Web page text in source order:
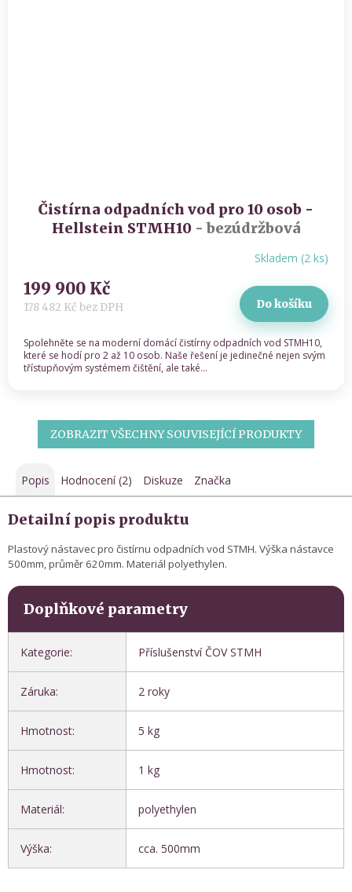
Čistírna odpadních vod pro 10 osob -
Hellstein STMH10 - bezúdržbová
Skladem (2 ks)
178 482 Kč bez DPH
199 900 Kč
Do košíku
Spolehněte se na moderní domácí čistírny odpadních vod STMH10,
které se hodí pro 2 až 10 osob. Naše řešení je jedinečné nejen svým
třístupňovým systémem čištění, ale také...
ZOBRAZIT VŠECHNY SOUVISEJÍCÍ PRODUKTY
Popis Hodnocení (2) Diskuze Značka
Detailní popis produktu
Plastový nástavec pro čistírnu odpadních vod STMH. Výška nástavce
500mm, průměr 620mm. Materiál polyethylen.
Doplňkové parametry
Kategorie: Příslušenství ČOV STMH
Záruka: 2 roky
Hmotnost: 5 kg
Hmotnost: 1 kg
Materiál: polyethylen
Výška: cca. 500mm